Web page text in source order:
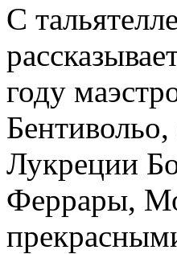
С
году
Лукреции
Феррары,